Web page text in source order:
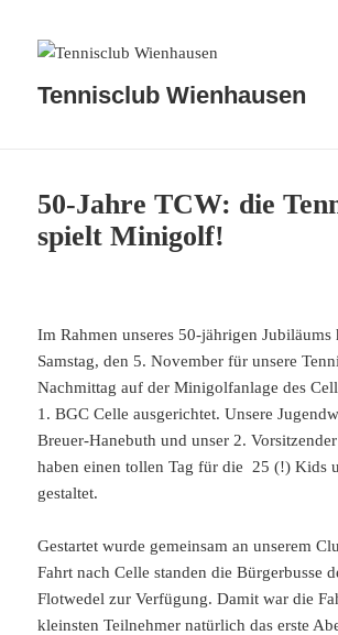
Tennisclub Wienhausen
50-Jahre TCW: die
spielt Minigolf!
Im Rahmen unseres 50-jährigen Jubiläums
Samstag, den 5. November für unsere
Nachmittag auf der Minigolfanlage des
1. BGC Celle ausgerichtet. Unsere
Breuer-Hanebuth und unser 2.
haben einen tollen Tag für die 25 (!) Kids
gestaltet.
Gestartet wurde gemeinsam an unserem
Fahrt nach Celle standen die Bürgerbusse
Flotwedel zur Verfügung. Damit war die
kleinsten Teilnehmer natürlich das erste